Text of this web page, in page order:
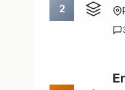
2